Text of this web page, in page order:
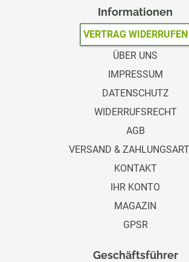
Informationen
VERTRAG WIDERRUFEN
ÜBER UNS
IMPRESSUM
DATENSCHUTZ
WIDERRUFSRECHT
AGB
VERSAND &
KONTAKT
IHR KONTO
MAGAZIN
GPSR
Geschäftsführer